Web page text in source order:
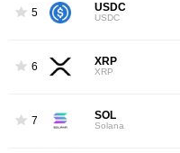
5 USDC
USDC
6 XRP
XRP
7 SOL
Solana